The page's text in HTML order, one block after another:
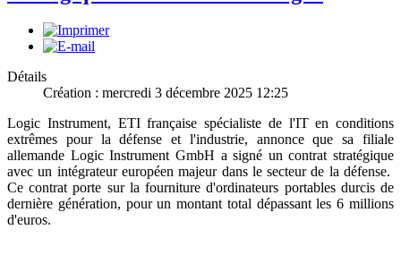
Détails
Création : mercredi 3 décembre 2025 12:25
Logic Instrument, ETI française spécialiste de l'IT en conditions
extrêmes pour la défense et l'industrie, annonce que sa filiale
allemande Logic Instrument GmbH a signé un contrat stratégique
avec un intégrateur européen majeur dans le secteur de la défense.
Ce contrat porte sur la fourniture d'ordinateurs portables durcis de
dernière génération, pour un montant total dépassant les 6 millions
d'euros.